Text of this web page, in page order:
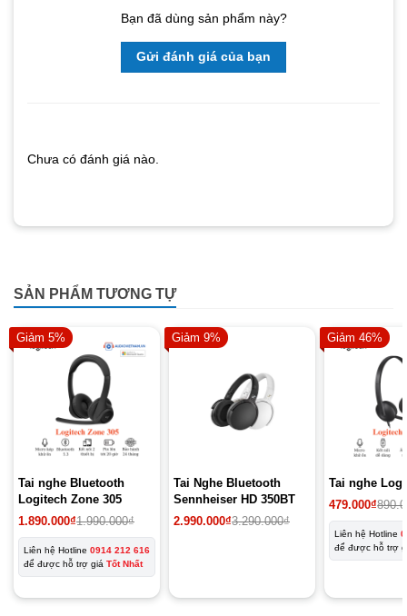
Bạn đã dùng sản phẩm này?
Gửi đánh giá của bạn
Chưa có đánh giá nào.
SẢN PHẨM TƯƠNG TỰ
Giảm 5%
Tai nghe Bluetooth
Logitech Zone 305
1.990.000₫
Giá
là:
1.990.000₫.
1.890.000₫
Giá
tại
là:
1.890.000₫.
Liên hệ Hotline 0914 212 616
để được hỗ trợ giá Tốt Nhất
Giảm 9%
Tai Nghe Bluetooth
Sennheiser HD 350BT
3.290.000₫
Giá
2.990.000₫
Giá
Giảm 46%
Tai nghe
Giá
là:
890.000₫.
479.000₫
Giá
tại
là:
479.000₫.
Liên hệ Hotline
để được hỗ trợ